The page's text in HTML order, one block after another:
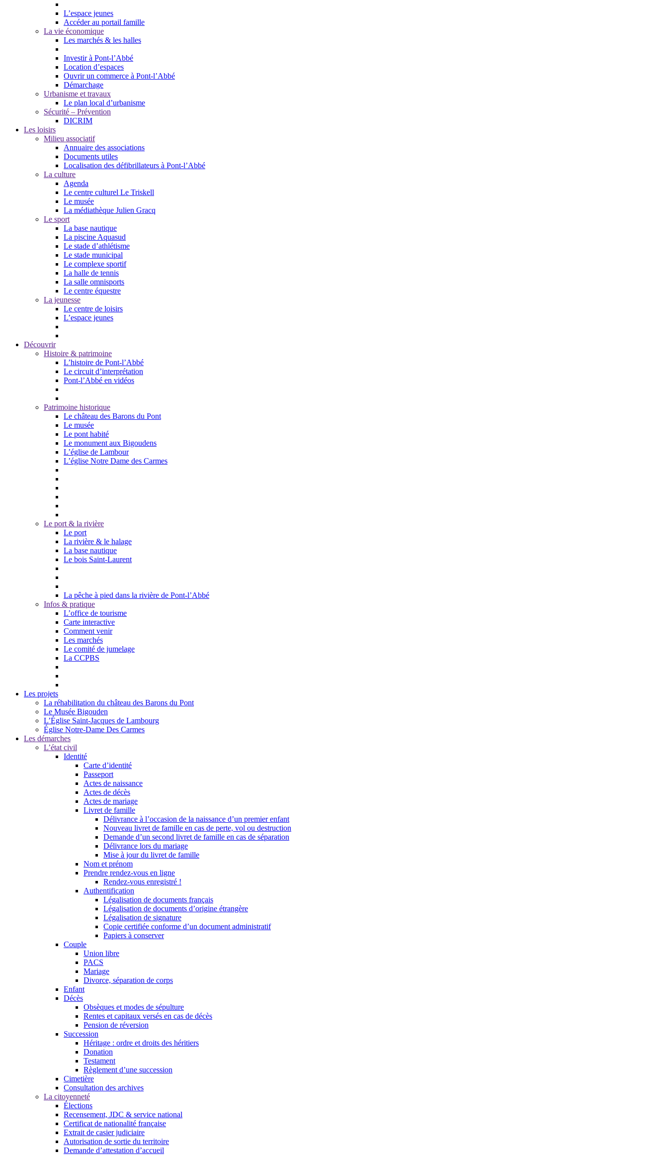
L’espace jeunes
Accéder au portail famille
La vie économique
Les marchés & les halles
Investir à Pont-l’Abbé
Location d’espaces
Ouvrir un commerce à Pont-l’Abbé
Démarchage
Urbanisme et travaux
Le plan local d’urbanisme
Sécurité – Prévention
DICRIM
Les loisirs
Milieu associatif
Annuaire des associations
Documents utiles
Localisation des défibrillateurs à Pont-l’Abbé
La culture
Agenda
Le centre culturel Le Triskell
Le musée
La médiathèque Julien Gracq
Le sport
La base nautique
La piscine Aquasud
Le stade d’athlétisme
Le stade municipal
Le complexe sportif
La halle de tennis
La salle omnisports
Le centre équestre
La jeunesse
Le centre de loisirs
L’espace jeunes
Découvrir
Histoire & patrimoine
L’histoire de Pont-l’Abbé
Le circuit d’interprétation
Pont-l’Abbé en vidéos
Patrimoine historique
Le château des Barons du Pont
Le musée
Le pont habité
Le monument aux Bigoudens
L’église de Lambour
L’église Notre Dame des Carmes
Le port & la rivière
Le port
La rivière & le halage
La base nautique
Le bois Saint-Laurent
La pêche à pied dans la rivière de Pont-l’Abbé
Infos & pratique
L’office de tourisme
Carte interactive
Comment venir
Les marchés
Le comité de jumelage
La CCPBS
Les projets
La réhabilitation du château des Barons du Pont
Le Musée Bigouden
L’Église Saint-Jacques de Lambourg
Église Notre-Dame Des Carmes
Les démarches
L’état civil
Identité
Carte d’identité
Passeport
Actes de naissance
Actes de décès
Actes de mariage
Livret de famille
Délivrance à l’occasion de la naissance d’un premier enfant
Nouveau livret de famille en cas de perte, vol ou destruction
Demande d’un second livret de famille en cas de séparation
Délivrance lors du mariage
Mise à jour du livret de famille
Nom et prénom
Prendre rendez-vous en ligne
Rendez-vous enregistré !
Authentification
Légalisation de documents français
Légalisation de documents d’origine étrangère
Légalisation de signature
Copie certifiée conforme d’un document administratif
Papiers à conserver
Couple
Union libre
PACS
Mariage
Divorce, séparation de corps
Enfant
Décès
Obsèques et modes de sépulture
Rentes et capitaux versés en cas de décès
Pension de réversion
Succession
Héritage : ordre et droits des héritiers
Donation
Testament
Règlement d’une succession
Cimetière
Consultation des archives
La citoyenneté
Élections
Recensement, JDC & service national
Certificat de nationalité française
Extrait de casier judiciaire
Autorisation de sortie du territoire
Demande d’attestation d’accueil